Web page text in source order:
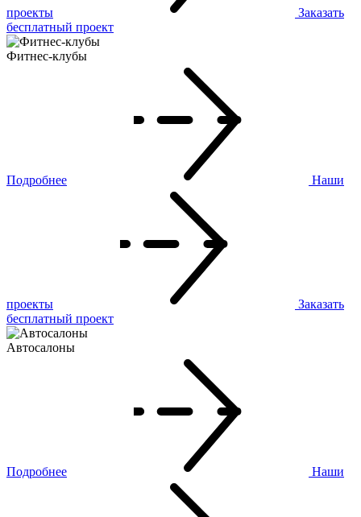
проекты
Заказать
бесплатный проект
Фитнес-клубы
Подробнее Наши
проекты
Заказать
бесплатный проект
Автосалоны
Подробнее Наши